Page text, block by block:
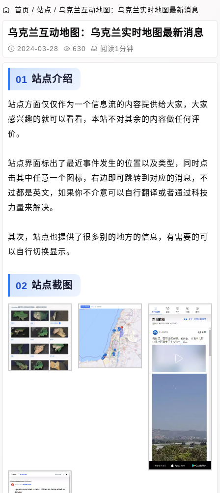
首页 / 站点 / 乌克兰互动地图：乌克兰实时地图最新消息
乌克兰互动地图：乌克兰实时地图最新消息
2024-03-28 630 阅读1分钟
站点介绍
站点方面仅仅作为一个信息流的内容提供给大家，大家
感兴趣的就可以看看，本站不对其余的内容做任何评
价。
站点界面标出了最近事件发生的位置以及类型，同时点
击其中任意一个图标，右边即可跳转到对应的消息，不
过都是英文，如果你不介意可以自行翻译或者通过科技
力量来解决。
其次，站点也提供了很多别的地方的信息，有需要的可
以自行切换显示。
站点截图